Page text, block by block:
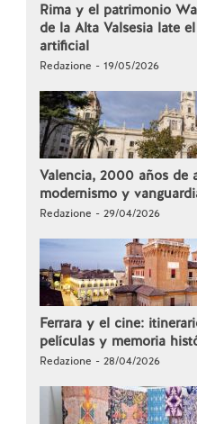
Rima y el patrimonio
de la Alta Valsesia late
artificial
Redazione - 19/05/2026
Valencia, 2000 años de
modernismo y
Redazione - 29/04/2026
Ferrara y el cine:
películas y memoria
Redazione - 28/04/2026